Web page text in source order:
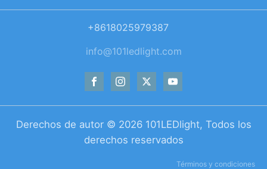
+8618025979387
info@101ledlight.com
Derechos de autor © 2026101LEDlight, Todos los
derechos reservados
Términos y condiciones